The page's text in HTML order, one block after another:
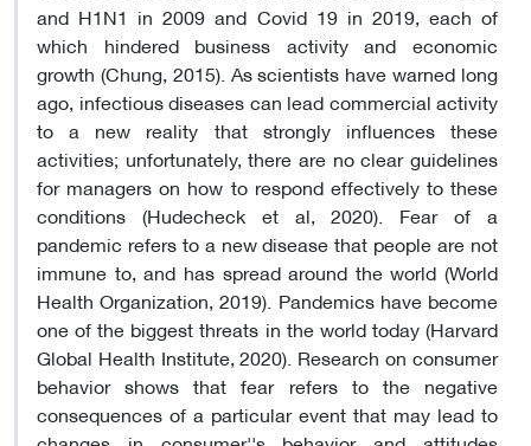
and H1N1 in 2009 and Covid 19 in 2019, each of
which hindered business activity and economic
growth (Chung, 2015). As scientists have warned long
ago, infectious diseases can lead commercial activity
to a new reality that strongly influences these
activities; unfortunately, there are no clear guidelines
for managers on how to respond effectively to these
conditions (Hudecheck et al, 2020). Fear of a
pandemic refers to a new disease that people are not
immune to, and has spread around the world (World
Health Organization, 2019). Pandemics have become
one of the biggest threats in the world today (Harvard
Global Health Institute, 2020). Research on consumer
behavior shows that fear refers to the negative
consequences of a particular event that may lead to